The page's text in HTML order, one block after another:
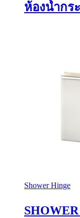
ห้องน้ำกร
Shower Hinge